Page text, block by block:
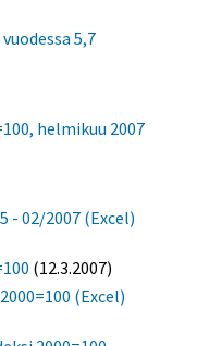
5,7
helmikuu 2007
- 02/2007 (Excel)
(12.3.2007)
(Excel)